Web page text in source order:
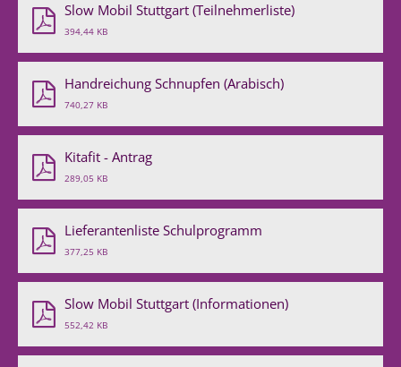
Slow Mobil Stuttgart (Teilnehmerliste)
394,44 KB
Handreichung Schnupfen (Arabisch)
740,27 KB
Kitafit - Antrag
289,05 KB
Lieferantenliste Schulprogramm
377,25 KB
Slow Mobil Stuttgart (Informationen)
552,42 KB